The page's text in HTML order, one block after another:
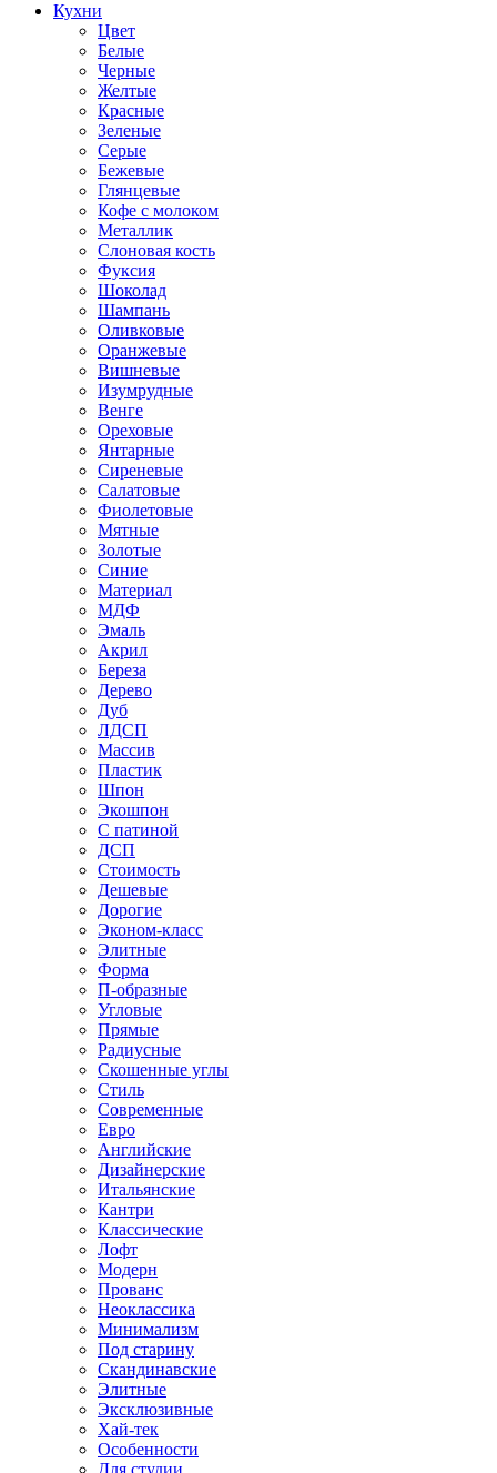
Кухни
Цвет
Белые
Черные
Желтые
Красные
Зеленые
Серые
Бежевые
Глянцевые
Кофе с молоком
Металлик
Слоновая кость
Фуксия
Шоколад
Шампань
Оливковые
Оранжевые
Вишневые
Изумрудные
Венге
Ореховые
Янтарные
Сиреневые
Салатовые
Фиолетовые
Мятные
Золотые
Синие
Материал
МДФ
Эмаль
Акрил
Береза
Дерево
Дуб
ЛДСП
Массив
Пластик
Шпон
Экошпон
С патиной
ДСП
Стоимость
Дешевые
Дорогие
Эконом-класс
Элитные
Форма
П-образные
Угловые
Прямые
Радиусные
Скошенные углы
Стиль
Современные
Евро
Английские
Дизайнерские
Итальянские
Кантри
Классические
Лофт
Модерн
Прованс
Неоклассика
Минимализм
Под старину
Скандинавские
Элитные
Эксклюзивные
Хай-тек
Особенности
Для студии